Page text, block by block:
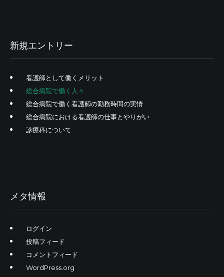
新規エントリー
看護師として働くメリット
総合病院で働く人々
総合病院で働く看護師の勤務時間の実情
総合病院における看護師の仕事とやりがい
診療科について
メタ情報
ログイン
投稿フィード
コメントフィード
WordPress.org